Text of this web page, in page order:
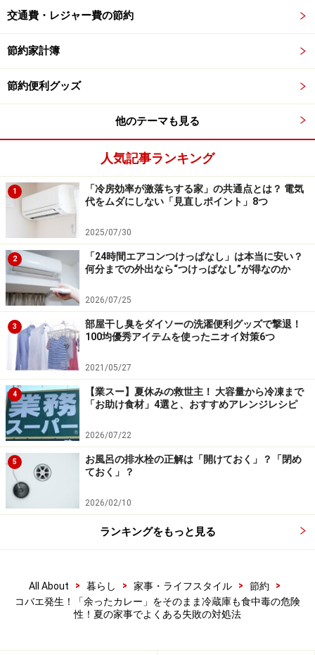
水を切っても水気が多い生ゴミの場合は、新聞紙などに
包んでから袋へ入れることで臭いを防ぐことが可能で
す。
また夏だけでもポリ袋に入れた生ゴミをゴミの日まで冷
不衛生と思われる方もいるかもしれませんが、捨てる直
前までは食べるものだったので、その日のうちに処理を
し、しっかりと袋に入れておけば問題ありません。
ピンクヌメリ発生！ 夏の浴室掃除は汚れ・
湿気を取り除くことが大切
浴槽の溝もピンクヌメリが出やすい
《失敗談》
お風呂掃除を1日おこたっただけで、ピンクヌメ
リが一気に広がりました。
湿度と気温が高い夏の浴室は、カビやヌメリが発生しや
すい環境になっています。お風呂を利用したその日の最
後の人は、まずシャワーで壁や床に飛び散っている人の
垢や石鹸カスを洗い流します。パッキンや浴槽の溝には
汚れがたまりやすいので入念に。
う。換気扇は浴室に水滴が見えなくなるまで運転させて
おくことをおすすめします。乾燥しづらい浴室ならばス
的です。
交通費・レジャー費の節約
節約家計簿
節約便利グッズ
他のテーマも見る
人気記事ランキング
1
「冷房効率が激落ちする家」の共通点とは？ 電気
代をムダにしない「見直しポイント」8つ
2025/07/30
2
「24時間エアコンつけっぱなし」は本当に安い？
何分までの外出なら“つけっぱなし”が得なのか
2026/07/25
3
部屋干し臭をダイソーの洗濯便利グッズで撃退！
100均優秀アイテムを使ったニオイ対策6つ
2021/05/27
4
【業スー】夏休みの救世主！ 大容量から冷凍まで
「お助け食材」4選と、おすすめアレンジレシピ
2026/07/22
5
お風呂の排水栓の正解は「開けておく」？「閉め
ておく」？
2026/02/10
ランキングをもっと見る
All About > 暮らし > 家事・ライフスタイル > 節約
>
コバエ発生！「余ったカレー」をそのまま冷蔵庫も食中毒の危険
性！夏の家事でよくある失敗の対処法